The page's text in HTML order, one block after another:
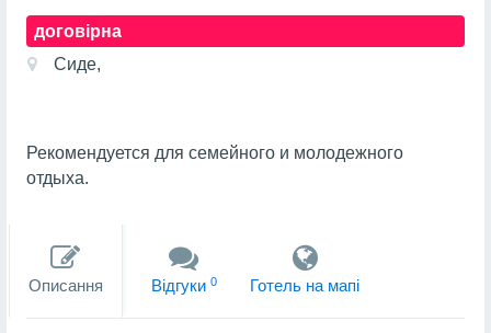
договірна
Сиде,
Рекомендуется для семейного и молодежного
отдыха.
Описання Вiдгуки 0 Готель на мапi